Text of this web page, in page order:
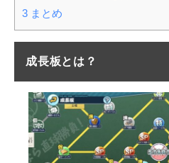
3 まとめ
成長板とは？